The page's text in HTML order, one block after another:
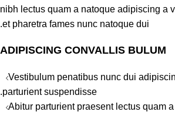
nibh lectus quam a natoque adipiscing a
et pharetra fames nunc natoque dui.
ADIPISCING CONVALLIS BULUM
Vestibulum penatibus nunc dui
parturient suspendisse.
Abitur parturient praesent lectus quam